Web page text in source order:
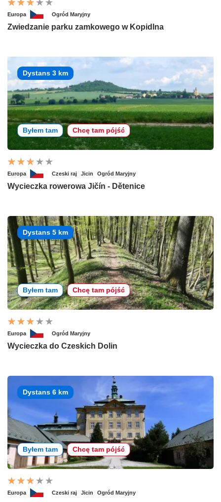
Europa Ogród Maryjny
Zwiedzanie parku zamkowego w Kopidlna
Dystans 3 km
Byłem tam Chcę tam pójść
Europa Czeski raj Jicin Ogród Maryjny
Wycieczka rowerowa Jičín - Dětenice
Dystans 5 km
Byłem tam Chcę tam pójść
Europa Ogród Maryjny
Wycieczka do Czeskich Dolin
Dystans 6 km
Byłem tam Chcę tam pójść
Europa Czeski raj Jicin Ogród Maryjny